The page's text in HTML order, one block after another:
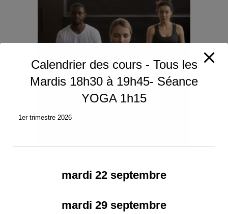
Muladhara chakra – date à venir – 18h30 à 19h45
€24,00
Calendrier des cours - Tous les
Mardis 18h30 à 19h45- Séance
YOGA 1h15
1er trimestre 2026
mardi 22 septembre
mardi 29 septembre